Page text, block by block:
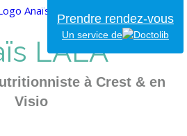
LALA
à Crest & en
Visio
Prendre rendez-vous
Un service de